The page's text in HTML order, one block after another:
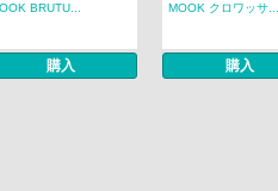
BRUTU...
購入
MOOK クロワッサ...
購入